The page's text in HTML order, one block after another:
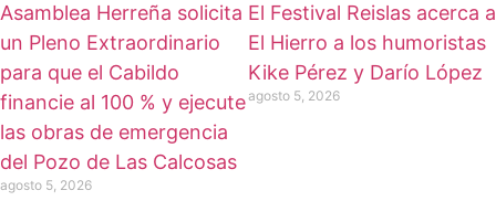
Asamblea Herreña solicita
un Pleno Extraordinario
para que el Cabildo
financie al 100 % y ejecute
las obras de emergencia
del Pozo de Las Calcosas
agosto 5, 2026
El Festival Reislas acerca a
El Hierro a los humoristas
Kike Pérez y Darío López
agosto 5, 2026